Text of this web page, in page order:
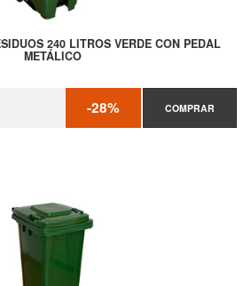
240 LITROS VERDE CON PEDAL
METÁLICO
-28% COMPRAR